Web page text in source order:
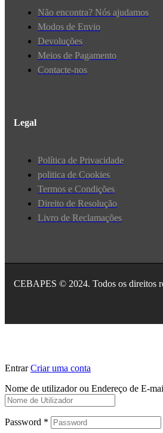
Não encontra? Nós ajudamos
Modos de Envio
Devoluções
Meios de Pagamento
Contacte-nos
Legal
Política de Privacidade
politica de Cookies
Termos e Condições
Direito de Resolução
Livro de Reclamações
CEBAPES © 2024. Todos os direitos
Entrar Criar uma conta
Nome de utilizador ou Endereço de E-
Password *